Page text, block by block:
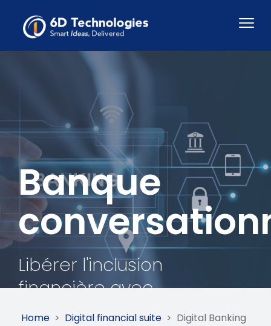
Banque
Libérer l'inclusion
financière avec
les services bancaires
Home > Digital financial suite > Digital Banking